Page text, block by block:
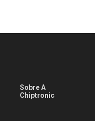
Sobre A
Chiptronic